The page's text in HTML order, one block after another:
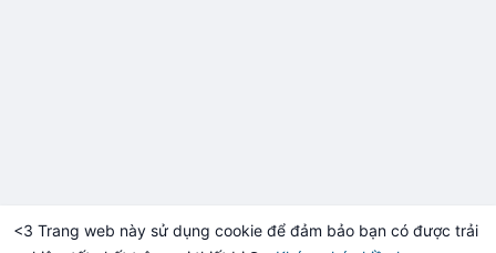
<3 Trang web này sử dụng cookie để đảm bảo bạn có được trải